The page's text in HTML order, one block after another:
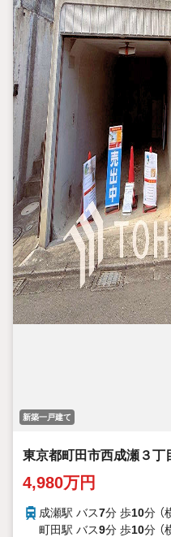
新築一戸建て
東京都町田市西成瀬３丁
4,980万円
成瀬駅 バス7分 歩10分 （
町田駅 バス9分 歩10分 （